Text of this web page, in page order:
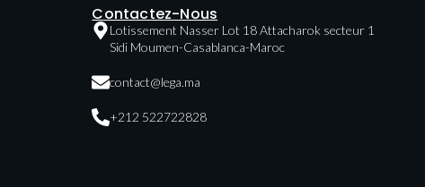
Contactez-Nous
Lotissement Nasser Lot 18 Attacharok secteur 1
Sidi Moumen-Casablanca-Maroc
contact@lega.ma
+212 522722828